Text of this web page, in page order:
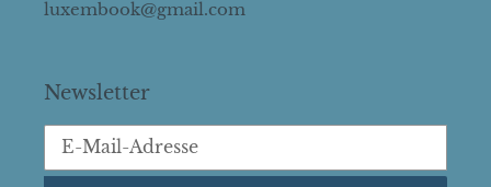
luxembook@gmail.com
Newsletter